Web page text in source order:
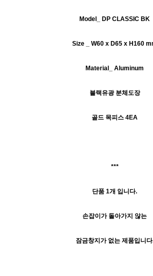
Model_ DP CLASSIC BK
Size _ W60 x D65 x H160
Material_ Aluminum
블랙유광 분체도장
골드 목피스 4EA
***
단품 1개 입니다.
손잡이가 돌아가지 않는
잠금창지가 없는 제품입니